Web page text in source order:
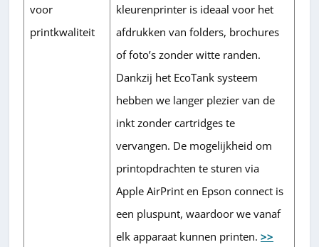
voor
printkwaliteit
kleurenprinter is ideaal voor het
afdrukken van folders, brochures
of foto’s zonder witte randen.
Dankzij het EcoTank systeem
hebben we langer plezier van de
inkt zonder cartridges te
vervangen. De mogelijkheid om
printopdrachten te sturen via
Apple AirPrint en Epson connect is
een pluspunt, waardoor we vanaf
elk apparaat kunnen printen.>>